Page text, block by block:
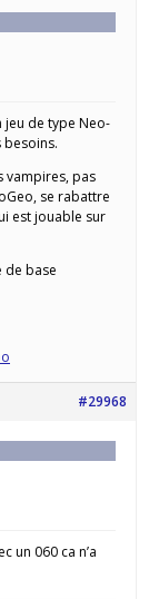
jeu de type Neo-
besoins.
vampires, pas
se rabattre
est jouable sur
de base
#29968
un 060 ca n’a